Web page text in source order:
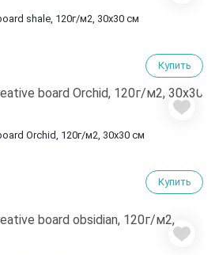
shale, 120г/м2, 30х30 см
Купить
Orchid, 120г/м2, 30х30 см
Купить